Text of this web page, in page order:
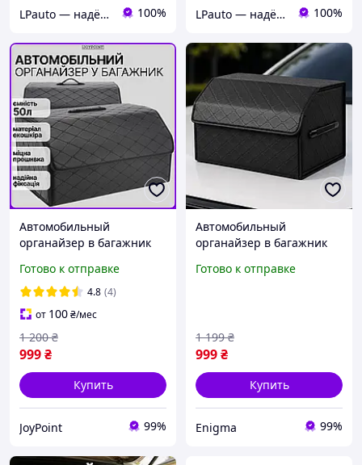
LPauto — надёжные решения для вашей техники 100% LPauto — надёжные решения для вашей техники 100%
Автомобильный
органайзер в багажник
складной автомобильная
сумка для автомобиля
машины органайзеры
сумки
Готово к отправке
4.8 (4)
от 100₴/мес
999₴
1 200 ₴
Купить
JoyPoint 99%
Автомобильный
органайзер в багажник
для автомобиля саквояж
Готово к отправке
999₴
1 199 ₴
Купить
Enigma 99%